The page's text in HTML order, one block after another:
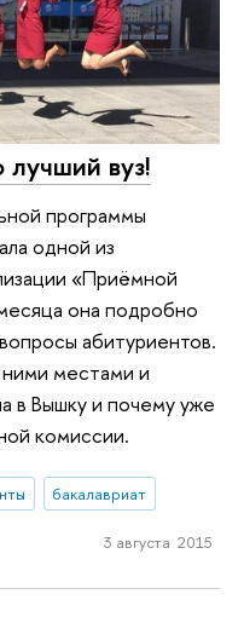
вуз!
программы
одной из
«Приёмной
она подробно
абитуриентов.
местами и
в Вышку и почему уже
комиссии.
бакалавриат
3 августа 2015